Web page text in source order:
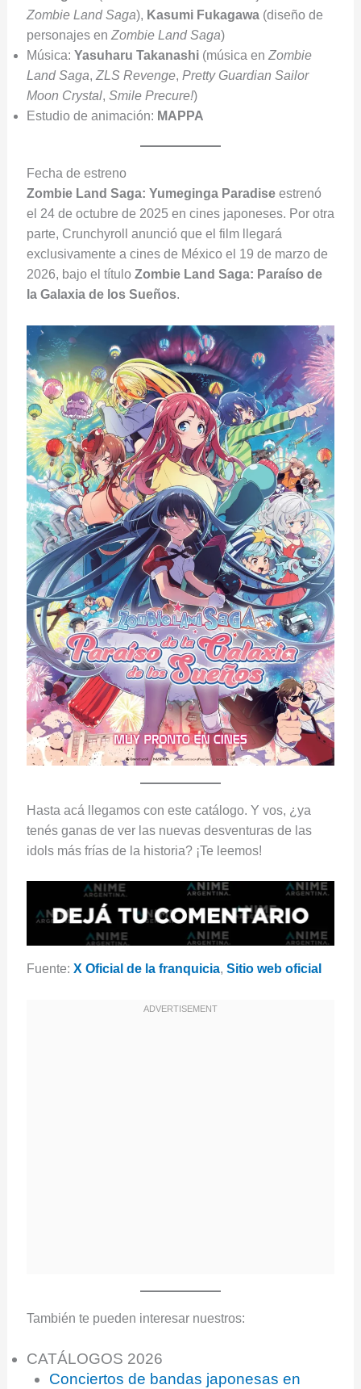
Zombie Land Saga), Kasumi Fukagawa(diseño de
personajes en Zombie Land Saga)
Música: Yasuharu Takanashi(música en Zombie
Land Saga, ZLS Revenge, Pretty Guardian Sailor
Moon Crystal, Smile Precure!)
Estudio de animación: MAPPA
Fecha de estreno
Zombie Land Saga: Yumeginga Paradiseestrenó
el 24 de octubre de 2025 en cines japoneses. Por otra
parte, Crunchyroll anunció que el film llegará
exclusivamente a cines de México el 19 de marzo de
2026, bajo el título Zombie Land Saga: Paraíso de
la Galaxia de los Sueños.
Hasta acá llegamos con este catálogo. Y vos, ¿ya
tenés ganas de ver las nuevas desventuras de las
idols más frías de la historia? ¡Te leemos!
Fuente: X Oficial de la franquicia, Sitio web oficial
También te pueden interesar nuestros:
CATÁLOGOS 2026
Conciertos de bandas japonesas en